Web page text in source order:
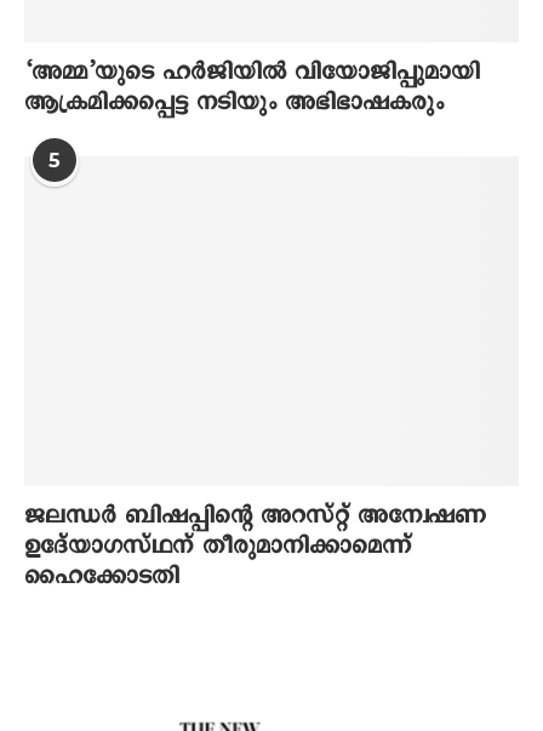
‘അമ്മ’യുടെ ഹര്‍ജിയില്‍ വിയോജിപ്പുമായി
ആക്രമിക്കപ്പെട്ട നടിയും അഭിഭാഷകരും
5
ജലന്ധര്‍ ബിഷപ്പിന്റെ അറസ്റ്റ് അന്വേഷണ
ഉദേ്യാഗസ്ഥന് തീരുമാനിക്കാമെന്ന്
ഹൈക്കോടതി